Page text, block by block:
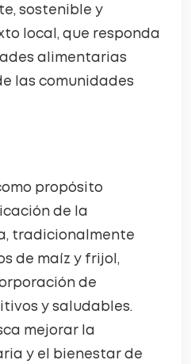
sostenible y
local, que responda
alimentarias
las comunidades
propósito
de la
tradicionalmente
de maíz y frijol,
de
y saludables.
mejorar la
y el bienestar de